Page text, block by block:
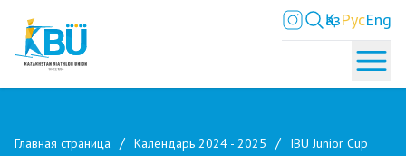
ҚазРусEng
Главная страница Календарь 2024 - 2025
IBU Junior Cup